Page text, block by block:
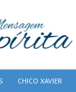
CHICO XAVIER